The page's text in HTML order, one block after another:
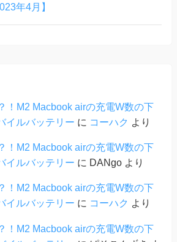
年4月】
！M2 Macbook airの充電W数の下
イルバッテリー に コーハク より
！M2 Macbook airの充電W数の下
イルバッテリー に DANgoより
！M2 Macbook airの充電W数の下
イルバッテリー に コーハク より
！M2 Macbook airの充電W数の下